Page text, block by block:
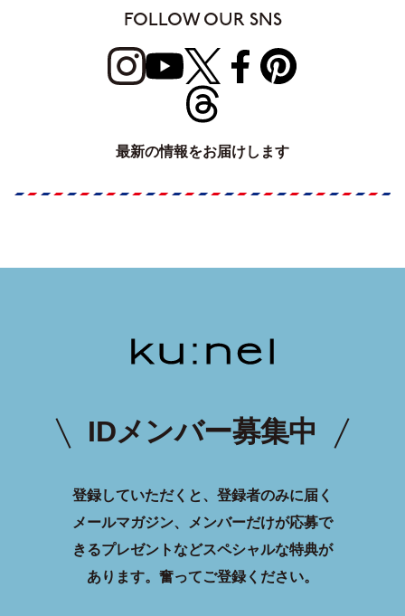
FOLLOW OUR SNS
最新の情報をお届けします
IDメンバー募集中
登録していただくと、登録者のみに届く
メールマガジン、メンバーだけが応募で
きるプレゼントなどスペシャルな特典が
あります。 奮ってご登録ください。